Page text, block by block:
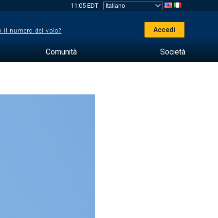
11:05 EDT
il numero del volo? Accedi
Comunità Società